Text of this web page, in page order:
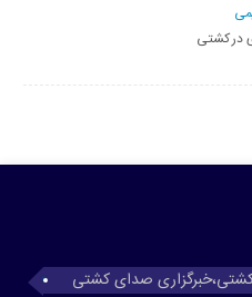
در کشتی
صدای کشتی